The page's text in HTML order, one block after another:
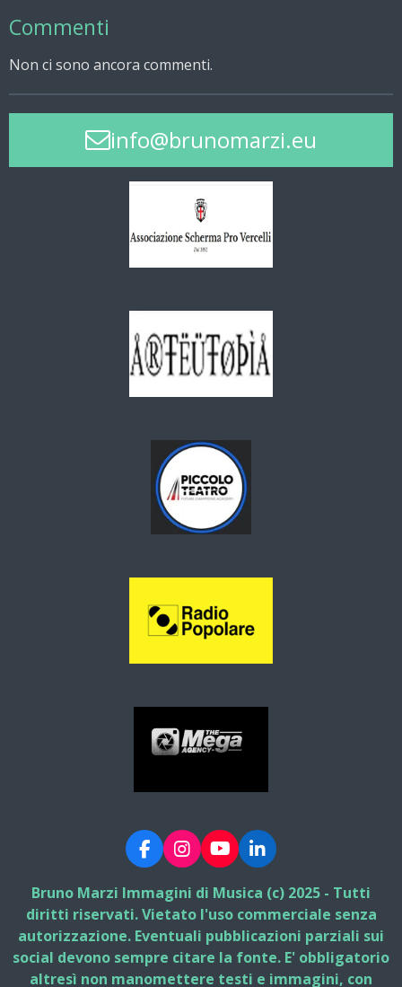
Commenti
Non ci sono ancora commenti.
info@brunomarzi.eu
F
a
c
e
b
o
o
k
I
n
s
t
a
g
r
a
Y
o
u
T
u
b
e
L
i
n
k
e
d
I
n
Bruno Marzi Immagini di Musica (c) 2025 - Tutti
diritti riservati. Vietato l'uso commerciale senza
autorizzazione. Eventuali pubblicazioni parziali sui
social devono sempre citare la fonte. E' obbligatorio
altresì non manomettere testi e immagini, con